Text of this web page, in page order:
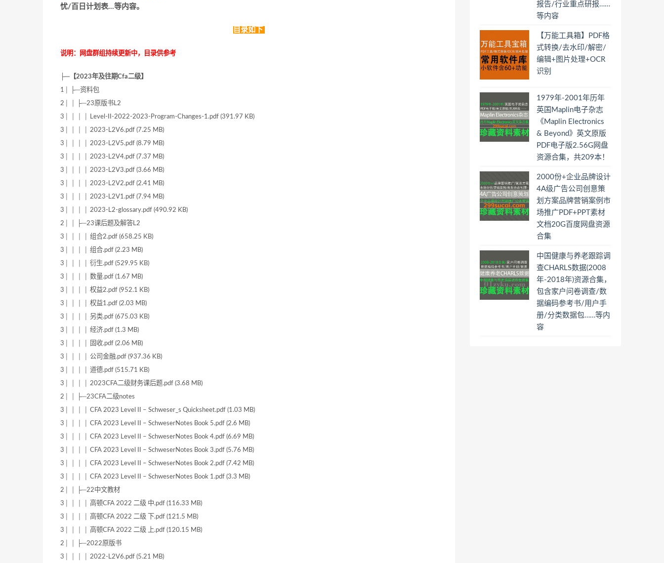
忧/百日计划表…等内容。
目录如下
说明：网盘群组持续更新中，目录供参考
├─【2023年及往期Cfa二级】
1│ ├─资料包
2│ │ ├─23原版书L2
3│ │ │ │ Level-II-2022-2023-Program-Changes-1.pdf (391.97 KB)
3│ │ │ │ 2023-L2V6.pdf (7.25 MB)
3│ │ │ │ 2023-L2V5.pdf (8.79 MB)
3│ │ │ │ 2023-L2V4.pdf (7.37 MB)
3│ │ │ │ 2023-L2V3.pdf (3.66 MB)
3│ │ │ │ 2023-L2V2.pdf (2.41 MB)
3│ │ │ │ 2023-L2V1.pdf (7.94 MB)
3│ │ │ │ 2023-L2-glossary.pdf (490.92 KB)
2│ │ ├─23课后题及解答L2
3│ │ │ │ 组合2.pdf (658.25 KB)
3│ │ │ │ 组合.pdf (2.23 MB)
3│ │ │ │ 衍生.pdf (529.95 KB)
3│ │ │ │ 数量.pdf (1.67 MB)
3│ │ │ │ 权益2.pdf (952.1 KB)
3│ │ │ │ 权益1.pdf (2.03 MB)
3│ │ │ │ 另类.pdf (675.03 KB)
3│ │ │ │ 经济.pdf (1.3 MB)
3│ │ │ │ 固收.pdf (2.06 MB)
3│ │ │ │ 公司金融.pdf (937.36 KB)
3│ │ │ │ 道德.pdf (515.71 KB)
3│ │ │ │ 2023CFA二级财务课后题.pdf (3.68 MB)
2│ │ ├─23CFA二级notes
3│ │ │ │ CFA 2023 Level II – Schweser_s Quicksheet.pdf (1.03 MB)
3│ │ │ │ CFA 2023 Level II – SchweserNotes Book 5.pdf (2.6 MB)
3│ │ │ │ CFA 2023 Level II – SchweserNotes Book 4.pdf (6.69 MB)
3│ │ │ │ CFA 2023 Level II – SchweserNotes Book 3.pdf (5.76 MB)
3│ │ │ │ CFA 2023 Level II – SchweserNotes Book 2.pdf (7.42 MB)
3│ │ │ │ CFA 2023 Level II – SchweserNotes Book 1.pdf (3.3 MB)
2│ │ ├─22中文教材
3│ │ │ │ 高顿CFA 2022 二级 中.pdf (116.33 MB)
3│ │ │ │ 高顿CFA 2022 二级 下.pdf (121.5 MB)
3│ │ │ │ 高顿CFA 2022 二级 上.pdf (120.15 MB)
2│ │ ├─2022原版书
3│ │ │ │ 2022-L2V6.pdf (5.21 MB)
报告/行业重点研报……
等内容
【万能工具箱】PDF格
式转换/去水印/解密/
编辑+图片处理+OCR
识别
1979年-2001年历年
英国Maplin电子杂志
《Maplin Electronics
& Beyond》英文原版
PDF电子版2.56G网盘
资源合集，共209本！
2000份+企业品牌设计
4A级广告公司创意策
划方案品牌营销案例市
场推广PDF+PPT素材
文档20G百度网盘资源
合集
中国健康与养老跟踪调
查CHARLS数据(2008
年-2018年)资源合集，
包含家户问卷调查/数
据编码参考书/用户手
册/分类数据包……等内
容